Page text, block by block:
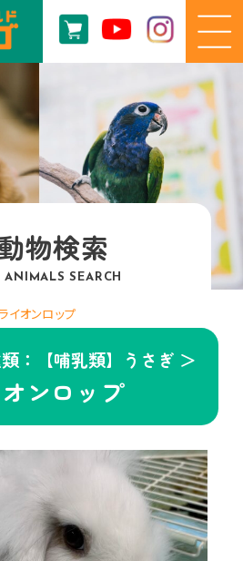
物検索
ANIMALS SEARCH
イオンロップ
：【哺乳類】うさぎ ＞
ンロップ